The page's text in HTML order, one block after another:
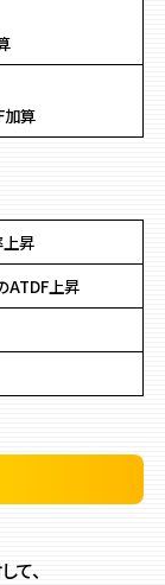
加算
昇
ATDF上昇
て、